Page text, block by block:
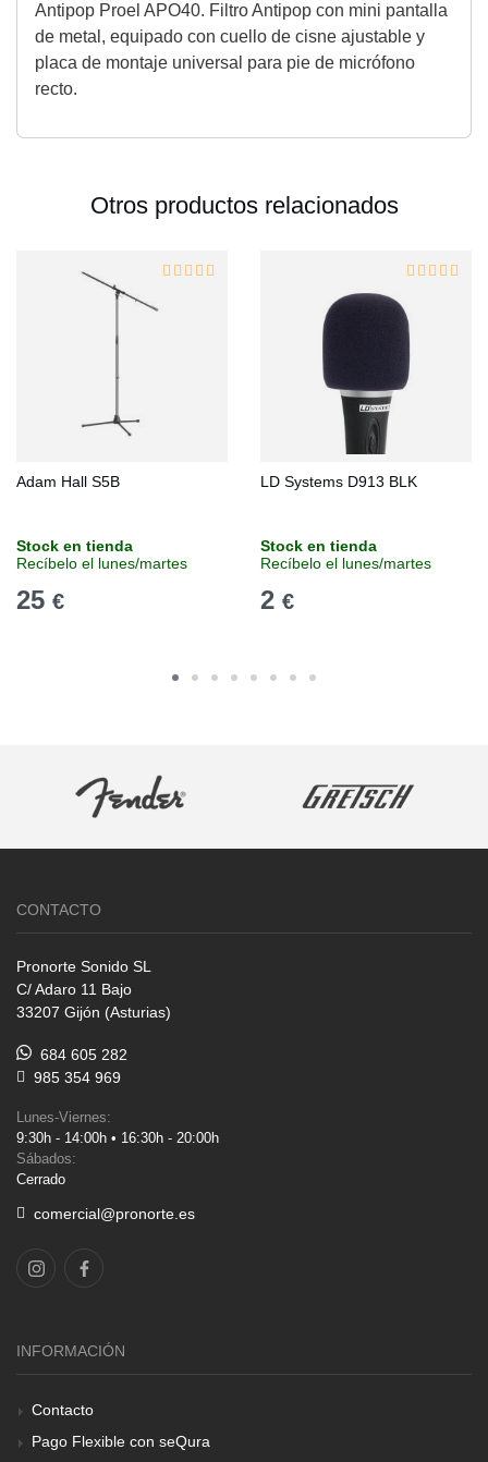
Antipop Proel APO40. Filtro Antipop con mini pantalla
de metal, equipado con cuello de cisne ajustable y
placa de montaje universal para pie de micrófono
recto.
Otros productos relacionados
Adam Hall S5B
Stock en tienda
Recíbelo el lunes/martes
25 €
LD Systems D913 BLK
Stock en tienda
Recíbelo el lunes/martes
2 €
CONTACTO
Pronorte Sonido SL
C/ Adaro 11 Bajo
33207 Gijón (Asturias)
684 605 282
985 354 969
Lunes-Viernes:
9:30h - 14:00h • 16:30h - 20:00h
Sábados:
Cerrado
comercial@pronorte.es
INFORMACIÓN
Contacto
Pago Flexible con seQura